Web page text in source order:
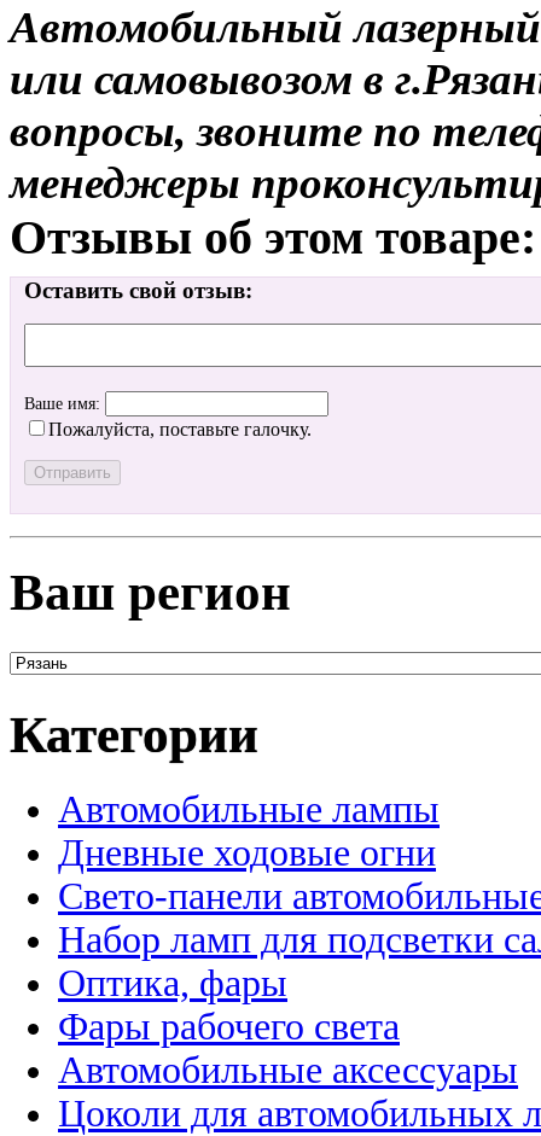
Автомобильный
или самовывозом в
вопросы, звоните по
менеджеры
Отзывы об этом товаре:
Оставить свой отзыв:
Ваше имя:
Пожалуйста, поставьте галочку.
Ваш регион
Категории
Автомобильные лампы
Дневные ходовые огни
Свето-панели
Набор ламп для подсветки
Оптика, фары
Фары рабочего света
Автомобильные аксессуары
Цоколи для автомобильных